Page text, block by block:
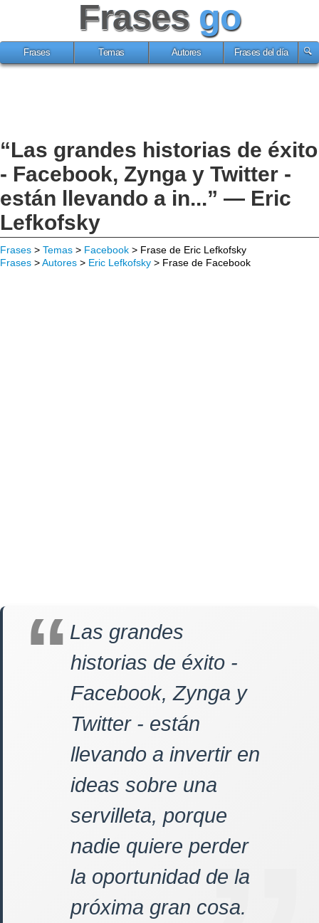
Frases go
Frases Temas Autores Frases del día
“Las grandes historias de éxito
- Facebook, Zynga y Twitter -
están llevando a in...” — Eric
Lefkofsky
Frases > Temas > Facebook > Frase de Eric Lefkofsky
Frases >Autores > Eric Lefkofsky > Frase de Facebook
Las grandes
historias de éxito -
Facebook, Zynga y
Twitter - están
llevando a invertir en
ideas sobre una
servilleta, porque
nadie quiere perder
la oportunidad de la
próxima gran cosa.